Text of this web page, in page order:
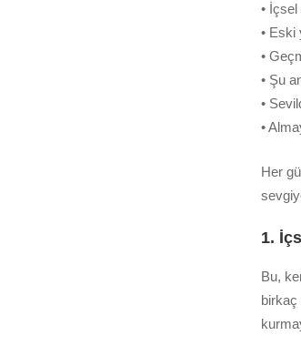
•
• Eski
•
• Şu
•
•
Her
1.
Bu,
birkaç